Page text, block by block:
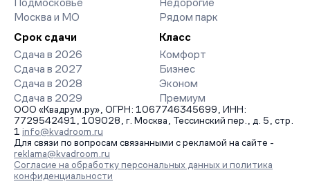
Подмосковье
Москва и МО
Недорогие
Рядом парк
Срок сдачи
Сдача в 2026
Сдача в 2027
Сдача в 2028
Сдача в 2029
Класс
Комфорт
Бизнес
Эконом
Премиум
ООО «Квадрум.ру», ОГРН: 1067746345699, ИНН:
7729542491, 109028, г. Москва, Тессинский пер., д. 5, стр.
1 info@kvadroom.ru
Для связи по вопросам связанными с рекламой на сайте -
reklama@kvadroom.ru
Согласие на обработку персональных данных и политика
конфиденциальности